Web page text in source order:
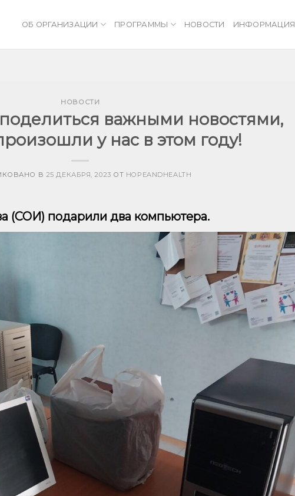
ОБ ОРГАНИЗАЦИИ ПРОГРАММЫ НОВОСТИ ИНФОРМАЦИЯ
НОВОСТИ
важными новостями,
у нас в этом году!
В 25 ДЕКАБРЯ, 2023 ОТ HOPEANDHEALTH
(СОИ) подарили два компьютера.